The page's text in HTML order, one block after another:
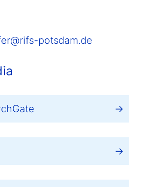
potsdam.de